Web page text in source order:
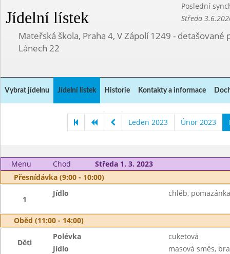
Jídelní lístek
Poslední
Středa
Mateřská škola, Praha 4, V Zápolí 1249 - detašované
Lánech 22
Vybrat jídelnu Jídelní lístek Historie Kontakty a informace
Leden 2023 Únor 2023
Menu Chod
Středa 1. 3. 2023
Přesnídávka (9:00 - 10:00)
1
Jídlo chléb,
Oběd (11:00 - 14:00)
Děti
Polévka
cuketová
Jídlo
masová směs,